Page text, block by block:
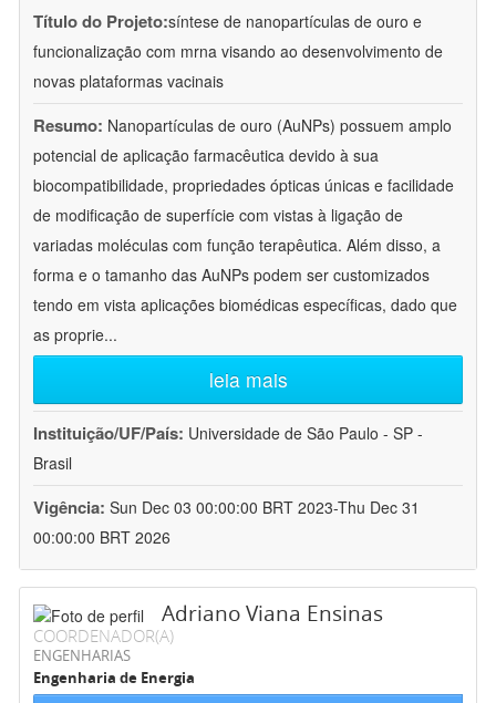
Título do Projeto:síntese de nanopartículas de ouro e
funcionalização com mrna visando ao desenvolvimento de
novas plataformas vacinais
Resumo: Nanopartículas de ouro (AuNPs) possuem amplo
potencial de aplicação farmacêutica devido à sua
biocompatibilidade, propriedades ópticas únicas e facilidade
de modificação de superfície com vistas à ligação de
variadas moléculas com função terapêutica. Além disso, a
forma e o tamanho das AuNPs podem ser customizados
tendo em vista aplicações biomédicas específicas, dado que
as proprie...
leia mais
Instituição/UF/País: Universidade de São Paulo - SP -
Brasil
Vigência: Sun Dec 03 00:00:00 BRT 2023-Thu Dec 31
00:00:00 BRT 2026
Adriano Viana Ensinas
COORDENADOR(A)
ENGENHARIAS
Engenharia de Energia